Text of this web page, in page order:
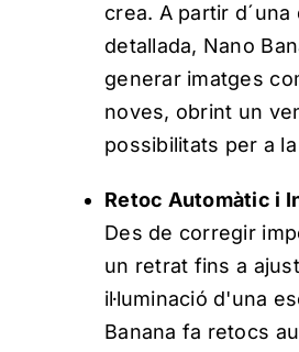
crea. A partir
detallada, Nano
generar imatges
noves, obrint un
possibilitats per a
Retoc Automàtic i
Des de corregir
un retrat fins a
il·luminació d'una
Banana fa retocs